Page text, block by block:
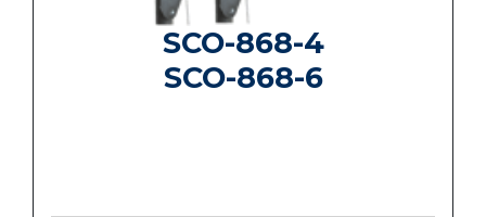
SCO-868-4
SCO-868-6